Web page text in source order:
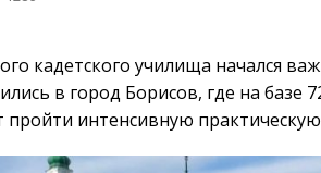
кадетского училища начался
в город Борисов, где на базе
интенсивную